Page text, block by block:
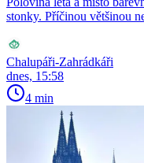
stonky. Příčinou většinou
Chalupáři-Zahrádkáři
dnes, 15:58
4 min